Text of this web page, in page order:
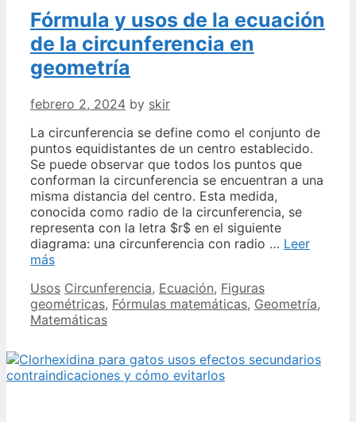
de
bricolaje
Fórmula y usos de la ecuación
de la circunferencia en
geometría
febrero 2, 2024 by skir
La circunferencia se define como el conjunto de
puntos equidistantes de un centro establecido.
Se puede observar que todos los puntos que
conforman la circunferencia se encuentran a una
misma distancia del centro. Esta medida,
conocida como radio de la circunferencia, se
representa con la letra $r$ en el siguiente
diagrama: una circunferencia con radio … Leer
másFórmula
usos
de
la
de
la
circunferencia
Categories
Usos Tags
Circunferencia, Ecuación, Figuras
geométricas, Fórmulas matemáticas, Geometría,
Matemáticas